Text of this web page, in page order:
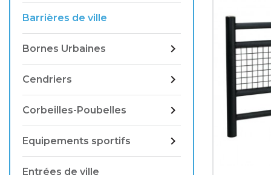
Barrières de ville
Bornes Urbaines 
Cendriers 
Corbeilles-Poubelles 
Equipements sportifs 
Entrées de ville